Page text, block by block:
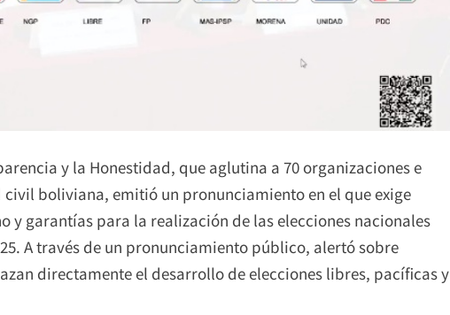
y la Honestidad, que aglutina a 70 organizaciones e
boliviana, emitió un pronunciamiento en el que exige
y garantías para la realización de las elecciones nacionales
A través de un pronunciamiento público, alertó sobre
directamente el desarrollo de elecciones libres, pacíficas y